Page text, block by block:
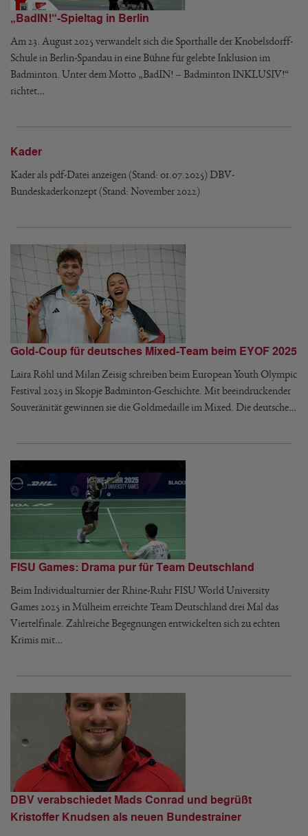
„BadIN!“-Spieltag in Berlin
Am 23. August 2025 verwandelt sich die Sporthalle der Knobelsdorff-
Schule in Berlin-Spandau in eine Bühne für gelebte Inklusion im
Badminton. Unter dem Motto „BadIN! – Badminton INKLUSIV!“
richtet…
Kader
Kader als pdf-Datei anzeigen (Stand: 01.07.2025) DBV-
Bundeskaderkonzept (Stand: November 2022)
Gold-Coup für deutsches Mixed-Team beim EYOF 2025
Laira Röhl und Milan Zeisig schreiben beim European Youth Olympic
Festival 2025 in Skopje Badminton-Geschichte. Mit beeindruckender
Souveränität gewinnen sie die Goldmedaille im Mixed. Die deutsche…
FISU Games: Drama pur für Team Deutschland
Beim Individualturnier der Rhine-Ruhr FISU World University
Games 2025 in Mülheim erreichte Team Deutschland drei Mal das
Viertelfinale. Zahlreiche Begegnungen entwickelten sich zu echten
Krimis mit…
DBV verabschiedet Mads Conrad und begrüßt
Kristoffer Knudsen als neuen Bundestrainer